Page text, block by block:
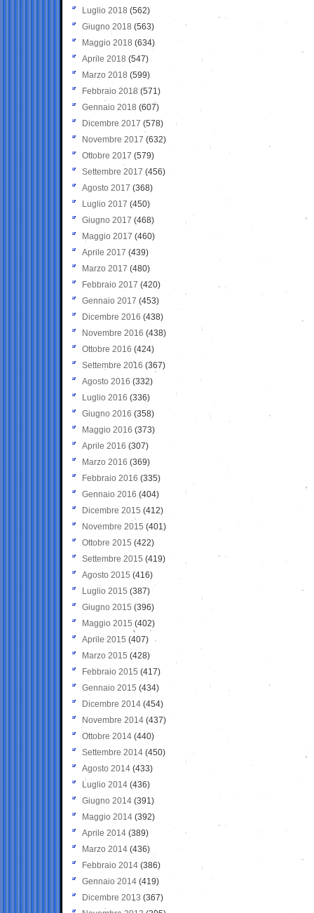
Luglio 2018 (562)
Giugno 2018 (563)
Maggio 2018 (634)
Aprile 2018 (547)
Marzo 2018 (599)
Febbraio 2018 (571)
Gennaio 2018 (607)
Dicembre 2017 (578)
Novembre 2017 (632)
Ottobre 2017 (579)
Settembre 2017 (456)
Agosto 2017 (368)
Luglio 2017 (450)
Giugno 2017 (468)
Maggio 2017 (460)
Aprile 2017 (439)
Marzo 2017 (480)
Febbraio 2017 (420)
Gennaio 2017 (453)
Dicembre 2016 (438)
Novembre 2016 (438)
Ottobre 2016 (424)
Settembre 2016 (367)
Agosto 2016 (332)
Luglio 2016 (336)
Giugno 2016 (358)
Maggio 2016 (373)
Aprile 2016 (307)
Marzo 2016 (369)
Febbraio 2016 (335)
Gennaio 2016 (404)
Dicembre 2015 (412)
Novembre 2015 (401)
Ottobre 2015 (422)
Settembre 2015 (419)
Agosto 2015 (416)
Luglio 2015 (387)
Giugno 2015 (396)
Maggio 2015 (402)
Aprile 2015 (407)
Marzo 2015 (428)
Febbraio 2015 (417)
Gennaio 2015 (434)
Dicembre 2014 (454)
Novembre 2014 (437)
Ottobre 2014 (440)
Settembre 2014 (450)
Agosto 2014 (433)
Luglio 2014 (436)
Giugno 2014 (391)
Maggio 2014 (392)
Aprile 2014 (389)
Marzo 2014 (436)
Febbraio 2014 (386)
Gennaio 2014 (419)
Dicembre 2013 (367)